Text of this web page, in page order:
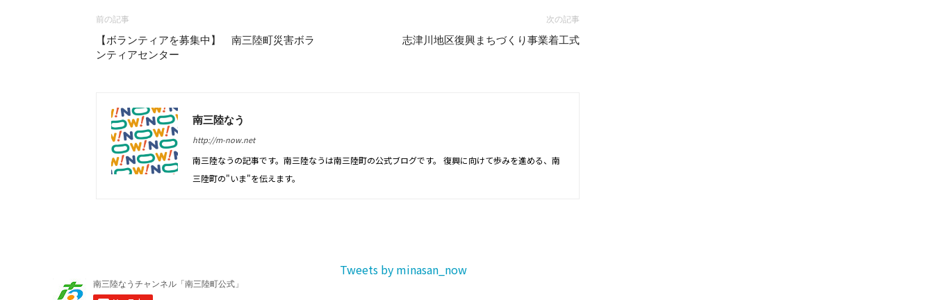
前の記事
【ボランティアを募集中】 南三陸町災害ボラ
ンティアセンター
次の記事
志津川地区復興まちづくり事業着工式
南三陸なう
http://m-now.net
南三陸なうの記事です。南三陸なうは南三陸町の公式ブログです。 復興に向けて歩みを進める、南
三陸町の"いま"を伝えます。
Tweets by minasan_now